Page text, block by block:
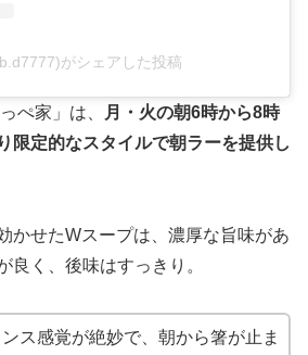
がシェアした投稿
ぺ家」は、
月・火の朝6時から8時
限定的なスタイルで朝ラーを提供し
かせたWスープは、濃厚な旨味があ
良く、後味はすっきり。
ス感覚が絶妙で、朝から箸が止ま